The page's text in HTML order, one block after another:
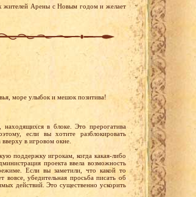
жителей Арены с Новым годом и желает
море улыбок и мешок позитива!
в блоке. Это прерогатива
если вы хотите разблокировать
в игровом окне.
поддержку игрокам, когда какая-либо
проекта ввела возможность
Если вы заметили, что какой то
вовсе, убедительная просьба писать об
действий. Это существенно ускорить